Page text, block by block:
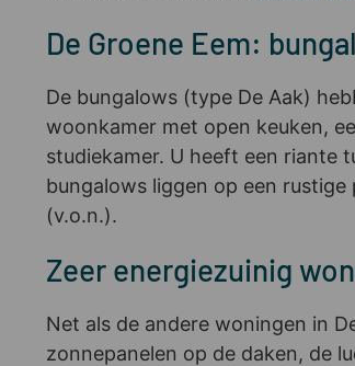
De Groene Eem:
De bungalows (type De Aak)
woonkamer met open keuken,
studiekamer. U heeft een riante
bungalows liggen op een
(v.o.n.).
Zeer energiezuinig
Net als de andere woningen in
zonnepanelen op de daken, de